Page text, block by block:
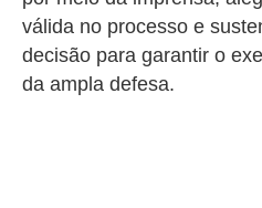
válida no processo e
decisão para garantir o
da ampla defesa.